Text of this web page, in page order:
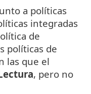
a políticas
integradas
de
políticas de
las que el
, pero no